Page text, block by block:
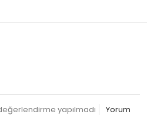
yapılmadı
Yorum